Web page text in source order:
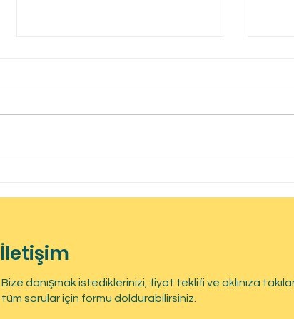
Balıkesir Bor Yalıtım
İletişim
Bize danışmak istediklerinizi, fiyat teklifi ve aklınıza
tüm sorular için formu doldurabilirsiniz.